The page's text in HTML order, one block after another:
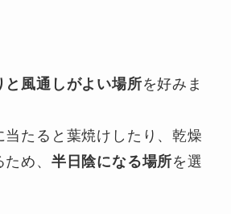
と風通しがよい場所を好みま
当たると葉焼けしたり、乾燥
め、 半日陰になる場所を選